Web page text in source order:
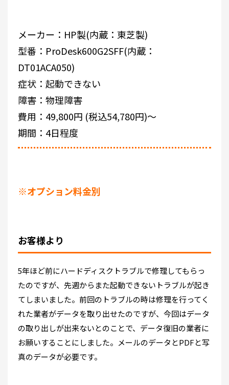
メーカー：HP製(内蔵：東芝製)
型番：ProDesk600G2SFF(内蔵：
DT01ACA050)
症状：起動できない
障害：物理障害
費用：49,800円 (税込54,780円)～
期間：4日程度
※オプション料金別
お客様より
5年ほど前にハードディスクトラブルで修理してもらっ
たのですが、先週からまた起動できないトラブルが起き
てしまいました。前回のトラブルの時は修理を行ってく
れた業者がデータを取り出せたのですが、今回はデータ
の取り出しが出来ないとのことで、データ復旧の業者に
お願いすることにしました。メールのデータとPDFと写
真のデータが必要です。